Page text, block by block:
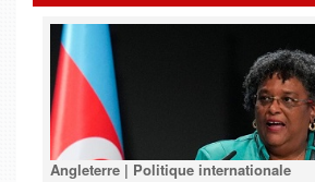
Angleterre | Politique internationale